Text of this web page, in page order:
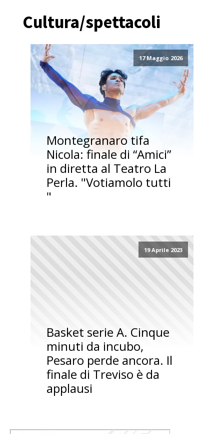
Cultura/spettacoli
17 Maggio 2026
Montegranaro tifa
Nicola: finale di “Amici”
in diretta al Teatro La
Perla. "Votiamolo tutti
"
19 Aprile 2023
Basket serie A. Cinque
minuti da incubo,
Pesaro perde ancora. Il
finale di Treviso è da
applausi